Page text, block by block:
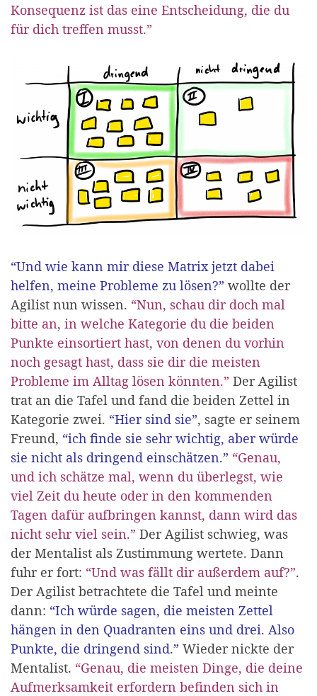
Konsequenz ist das eine Entscheidung, die du
für dich treffen musst.”
“Und wie kann mir diese Matrix jetzt dabei
helfen, meine Probleme zu lösen?” wollte der
Agilist nun wissen. “Nun, schau dir doch mal
bitte an, in welche Kategorie du die beiden
Punkte einsortiert hast, von denen du vorhin
noch gesagt hast, dass sie dir die meisten
Probleme im Alltag lösen könnten.” Der Agilist
trat an die Tafel und fand die beiden Zettel in
Kategorie zwei. “Hier sind sie”, sagte er seinem
Freund, “ich finde sie sehr wichtig, aber würde
sie nicht als dringend einschätzen.” “Genau,
und ich schätze mal, wenn du überlegst, wie
viel Zeit du heute oder in den kommenden
Tagen dafür aufbringen kannst, dann wird das
nicht sehr viel sein.” Der Agilist schwieg, was
der Mentalist als Zustimmung wertete. Dann
fuhr er fort: “Und was fällt dir außerdem auf?”.
Der Agilist betrachtete die Tafel und meinte
dann: “Ich würde sagen, die meisten Zettel
hängen in den Quadranten eins und drei. Also
Punkte, die dringend sind.” Wieder nickte der
Mentalist. “Genau, die meisten Dinge, die deine
Aufmerksamkeit erfordern befinden sich in